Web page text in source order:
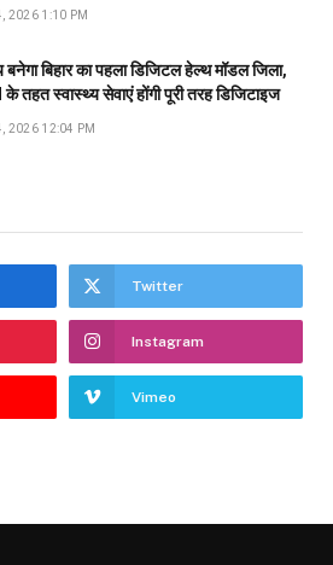
2026 1:10 PM
बनेगा बिहार का पहला डिजिटल हेल्थ मॉडल जिला,
तहत स्वास्थ्य सेवाएं होंगी पूरी तरह डिजिटाइज
2026 12:04 PM
Twitter
Instagram
Vimeo